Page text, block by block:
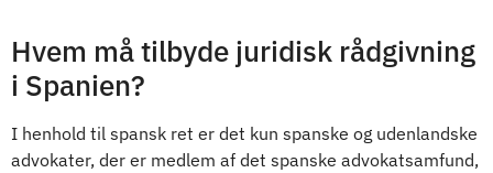
Hvem må tilbyde juridisk rådgivning
i Spanien?
I henhold til spansk ret er det kun spanske og udenlandske
advokater, der er medlem af det spanske advokatsamfund,